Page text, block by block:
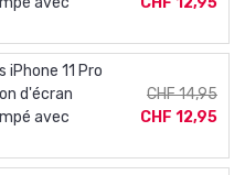
iPhone 11 Pro
d'écran
avec
CHF 14,95
CHF 12,95